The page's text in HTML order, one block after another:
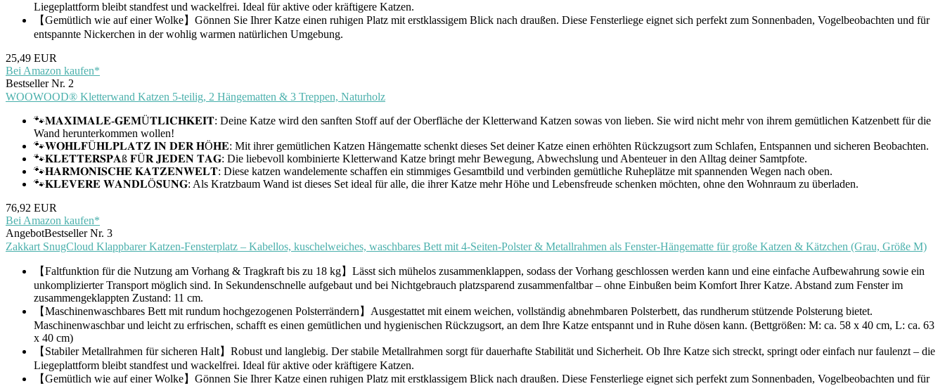
Liegeplattform bleibt standfest und wackelfrei. Ideal für aktive oder kräftigere Katzen.
【Gemütlich wie auf einer Wolke】Gönnen Sie Ihrer Katze einen ruhigen Platz mit erstklassigem Blick nach draußen. Diese Fensterliege eignet sich perfekt zum Sonnenbaden, Vogelbeobachten und für
entspannte Nickerchen in der wohlig warmen natürlichen Umgebung.
25,49 EUR
Bei Amazon kaufen*
Bestseller Nr. 2
WOOWOOD® Kletterwand Katzen 5-teilig, 2 Hängematten & 3 Treppen, Naturholz
🐾𝐌𝐀𝐗𝐈𝐌𝐀𝐋𝐄-𝐆𝐄𝐌Ü𝐓𝐋𝐈𝐂𝐇𝐊𝐄𝐈𝐓: Deine Katze wird den sanften Stoff auf der Oberfläche der Kletterwand Katzen sowas von lieben. Sie wird nicht mehr von ihrem gemütlichen Katzenbett für die
Wand herunterkommen wollen!
🐾𝐖𝐎𝐇𝐋𝐅Ü𝐇𝐋𝐏𝐋𝐀𝐓𝐙 𝐈𝐍 𝐃𝐄𝐑 𝐇Ö𝐇𝐄: Mit ihrer gemütlichen Katzen Hängematte schenkt dieses Set deiner Katze einen erhöhten Rückzugsort zum Schlafen, Entspannen und sicheren Beobachten.
🐾𝐊𝐋𝐄𝐓𝐓𝐄𝐑𝐒𝐏𝐀ß 𝐅Ü𝐑 𝐉𝐄𝐃𝐄𝐍 𝐓𝐀𝐆: Die liebevoll kombinierte Kletterwand Katze bringt mehr Bewegung, Abwechslung und Abenteuer in den Alltag deiner Samtpfote.
🐾𝐇𝐀𝐑𝐌𝐎𝐍𝐈𝐒𝐂𝐇𝐄 𝐊𝐀𝐓𝐙𝐄𝐍𝐖𝐄𝐋𝐓: Diese katzen wandelemente schaffen ein stimmiges Gesamtbild und verbinden gemütliche Ruheplätze mit spannenden Wegen nach oben.
🐾𝐊𝐋𝐄𝐕𝐄𝐑𝐄 𝐖𝐀𝐍𝐃𝐋Ö𝐒𝐔𝐍𝐆: Als Kratzbaum Wand ist dieses Set ideal für alle, die ihrer Katze mehr Höhe und Lebensfreude schenken möchten, ohne den Wohnraum zu überladen.
76,92 EUR
Bei Amazon kaufen*
AngebotBestseller Nr. 3
Zakkart SnugCloud Klappbarer Katzen-Fensterplatz – Kabellos, kuschelweiches, waschbares Bett mit 4-Seiten-Polster & Metallrahmen als Fenster-Hängematte für große Katzen & Kätzchen (Grau, Größe M)
【Faltfunktion für die Nutzung am Vorhang & Tragkraft bis zu 18 kg】Lässt sich mühelos zusammenklappen, sodass der Vorhang geschlossen werden kann und eine einfache Aufbewahrung sowie ein
unkomplizierter Transport möglich sind. In Sekundenschnelle aufgebaut und bei Nichtgebrauch platzsparend zusammenfaltbar – ohne Einbußen beim Komfort Ihrer Katze. Abstand zum Fenster im
zusammengeklappten Zustand: 11 cm.
【Maschinenwaschbares Bett mit rundum hochgezogenen Polsterrändern】Ausgestattet mit einem weichen, vollständig abnehmbaren Polsterbett, das rundherum stützende Polsterung bietet.
Maschinenwaschbar und leicht zu erfrischen, schafft es einen gemütlichen und hygienischen Rückzugsort, an dem Ihre Katze entspannt und in Ruhe dösen kann. (Bettgrößen: M: ca. 58 x 40 cm, L: ca. 63
x 40 cm)
【Stabiler Metallrahmen für sicheren Halt】Robust und langlebig. Der stabile Metallrahmen sorgt für dauerhafte Stabilität und Sicherheit. Ob Ihre Katze sich streckt, springt oder einfach nur faulenzt – die
Liegeplattform bleibt standfest und wackelfrei. Ideal für aktive oder kräftigere Katzen.
【Gemütlich wie auf einer Wolke】Gönnen Sie Ihrer Katze einen ruhigen Platz mit erstklassigem Blick nach draußen. Diese Fensterliege eignet sich perfekt zum Sonnenbaden, Vogelbeobachten und für